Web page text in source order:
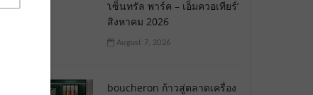
‘เซ็นทรัล พาร์ค – เอ็มควอเทียร์’
สิงหาคม 2026
August 7, 2026
boucheron ก้าวสู่ตลาดเครื่อง